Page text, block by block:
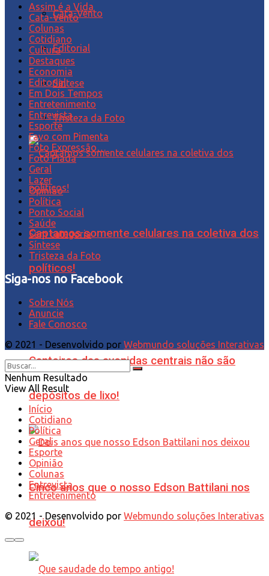
Cata-Vento
Editorial
Síntese
Tristeza da Foto
Captamos somente celulares na coletiva dos
políticos!
Canteiros das avenidas centrais não são
depósitos de lixo!
Cinco anos que o nosso Edson Battilani nos
deixou!
Assim é a Vida
Cata-Vento
Colunas
Cotidiano
Cultura
Destaques
Economia
Editorial
Em Dois Tempos
Entretenimento
Entrevista
Esporte
Favo com Pimenta
Foto Expressão…
Foto Piada
Geral
Lazer
Opinião
Política
Ponto Social
Saúde
Sem categoria
Síntese
Tristeza da Foto
Siga-nos no Facebook
Sobre Nós
Anuncie
Fale Conosco
© 2021 - Desenvolvido por Webmundo soluções Interativas
Nenhum Resultado
View All Result
Início
Cotidiano
Política
Geral
Esporte
Opinião
Colunas
Entrevista
Entretenimento
© 2021 - Desenvolvido por Webmundo soluções Interativas